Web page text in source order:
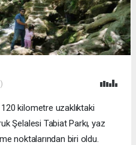
kilometre uzaklıktaki
Şelalesi Tabiat Parkı, yaz
noktalarından biri oldu.